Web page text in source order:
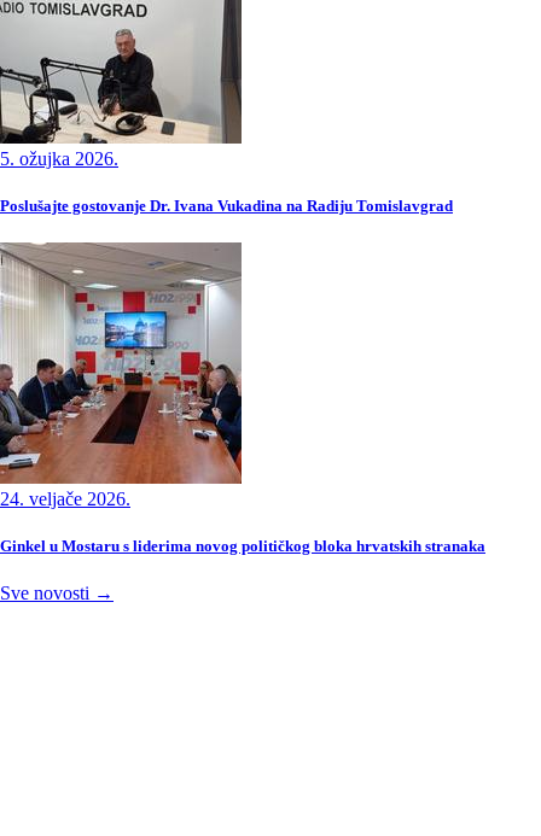
5. ožujka 2026.
Poslušajte gostovanje Dr. Ivana Vukadina na Radiju Tomislavgrad
24. veljače 2026.
Ginkel u Mostaru s liderima novog političkog bloka hrvatskih stranaka
Sve novosti →